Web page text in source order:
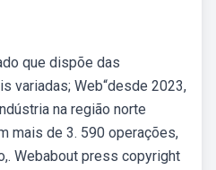
que dispõe das
variadas; Web“desde 2023,
na região norte
mais de 3. 590 operações,
Webabout press copyright